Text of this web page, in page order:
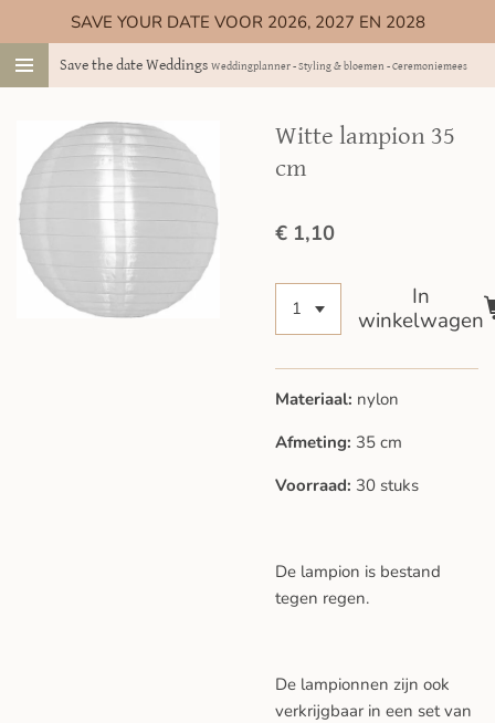
direct
naar
hoofdinhoud
Save the date Weddings Weddingplanner - Styling & bloemen - Ceremoniemeester
SAVE YOUR DATE VOOR 2026, 2027 EN 2028
Witte lampion 35
cm
€ 1,10
In
winkelwagen
Materiaal: nylon
Afmeting: 35 cm
Voorraad: 30 stuks
De lampion is bestand
tegen regen.
De lampionnen zijn ook
verkrijgbaar in een set van